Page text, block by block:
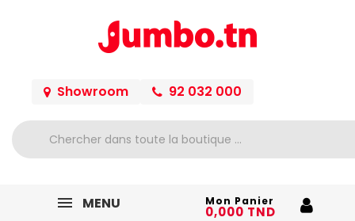
Showroom 92 032 000
MENU Mon Panier
0,000 TND